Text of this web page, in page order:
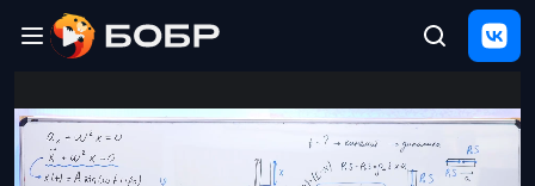
ЩЕЛЧОК
2026
Полезные